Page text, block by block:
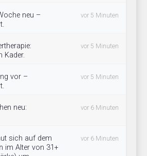
neu –
vor 5 Minuten
Kader.
vor 5 Minuten
vor –
vor 5 Minuten
neu:
vor 6 Minuten
sich auf dem
im Alter von 31+
vor 6 Minuten